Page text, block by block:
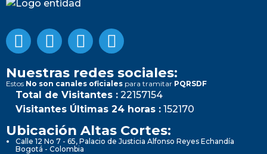
Nuestras redes sociales:
Estos No son canales oficiales para tramitar PQRSDF
Total de Visitantes : 22157154
Visitantes Últimas 24 horas : 152170
Ubicación Altas Cortes:
Calle 12 No 7 - 65, Palacio de Justicia Alfonso Reyes Echandía
Bogotá - Colombia